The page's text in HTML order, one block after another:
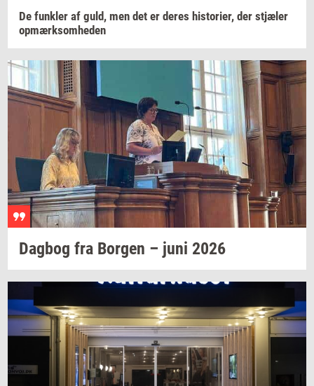
De funk­ler af guld, men det er deres hi­sto­ri­er, der stjæ­ler
op­mærk­som­he­den
Dag­bog fra Bor­gen – juni 2026